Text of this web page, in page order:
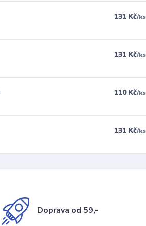
131 Kč/ks
131 Kč/ks
110 Kč/ks
131 Kč/ks
Doprava od 59,-